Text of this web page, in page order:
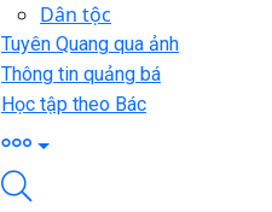
Dân tộc
Tuyên Quang qua ảnh
Thông tin quảng bá
Học tập theo Bác